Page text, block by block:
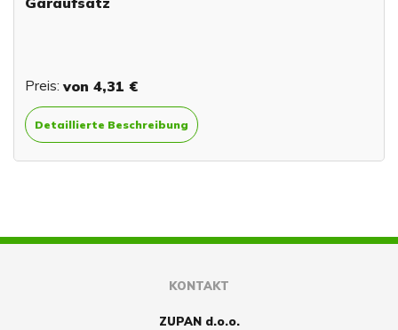
Preis: von 4,31 €
Detaillierte Beschreibung
KONTAKT
ZUPAN d.o.o.